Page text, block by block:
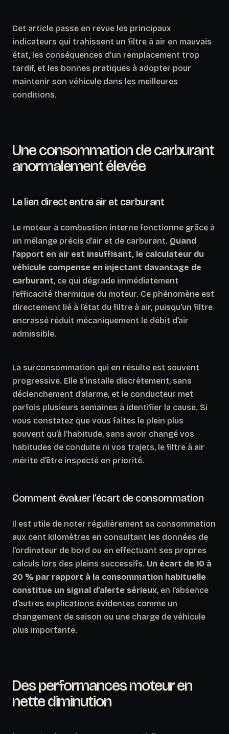
Cet article passe en revue les principaux
indicateurs qui trahissent un filtre à air en mauvais
état, les conséquences d’un remplacement trop
tardif, et les bonnes pratiques à adopter pour
maintenir son véhicule dans les meilleures
conditions.
Une consommation de carburant
anormalement élevée
Le lien direct entre air et carburant
Le moteur à combustion interne fonctionne grâce à
un mélange précis d’air et de carburant. Quand
l’apport en air est insuffisant, le calculateur du
véhicule compense en injectant davantage de
carburant, ce qui dégrade immédiatement
l’efficacité thermique du moteur. Ce phénomène est
directement lié à l’état du filtre à air, puisqu’un filtre
encrassé réduit mécaniquement le débit d’air
admissible.
La surconsommation qui en résulte est souvent
progressive. Elle s’installe discrètement, sans
déclenchement d’alarme, et le conducteur met
parfois plusieurs semaines à identifier la cause. Si
vous constatez que vous faites le plein plus
souvent qu’à l’habitude, sans avoir changé vos
habitudes de conduite ni vos trajets, le filtre à air
mérite d’être inspecté en priorité.
Comment évaluer l’écart de consommation
Il est utile de noter régulièrement sa consommation
aux cent kilomètres en consultant les données de
l’ordinateur de bord ou en effectuant ses propres
calculs lors des pleins successifs. Un écart de 10 à
20 % par rapport à la consommation habituelle
constitue un signal d’alerte sérieux, en l’absence
d’autres explications évidentes comme un
changement de saison ou une charge de véhicule
plus importante.
Des performances moteur en
nette diminution